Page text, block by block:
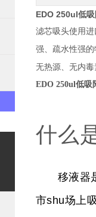
EDO 250ul低
滤芯吸头使用
强、疏水性强
无热源、无内
EDO 250ul低吸
什么
移液器是
市shu场上